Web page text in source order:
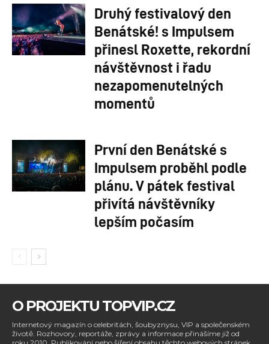
Druhý festivalový den
Benátské! s Impulsem
přinesl Roxette, rekordní
návštěvnost i řadu
nezapomenutelných
momentů
První den Benátské s
Impulsem proběhl podle
plánu. V pátek festival
přivítá návštěvníky
lepším počasím
O PROJEKTU TOPVIP.CZ
Internetový magazín o celebritách, šoubyznysu, VIP a společenském
životě. Rozhovory, reportáže, zprávy a informace přinášíme již od